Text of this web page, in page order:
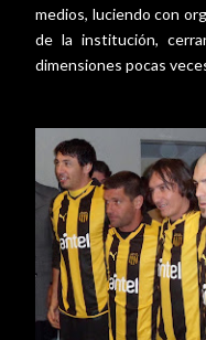
medios, luciendo con
de la institución,
dimensiones pocas